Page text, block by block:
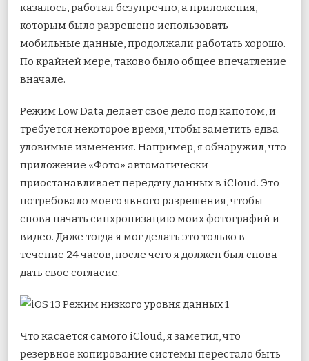
казалось, работал безупречно, а приложения,
которым было разрешено использовать
мобильные данные, продолжали работать хорошо.
По крайней мере, таково было общее впечатление
вначале.
Режим Low Data делает свое дело под капотом, и
требуется некоторое время, чтобы заметить едва
уловимые изменения. Например, я обнаружил, что
приложение «Фото» автоматически
приостанавливает передачу данных в iCloud. Это
потребовало моего явного разрешения, чтобы
снова начать синхронизацию моих фотографий и
видео. Даже тогда я мог делать это только в
течение 24 часов, после чего я должен был снова
дать свое согласие.
Что касается самого iCloud, я заметил, что
резервное копирование системы перестало быть